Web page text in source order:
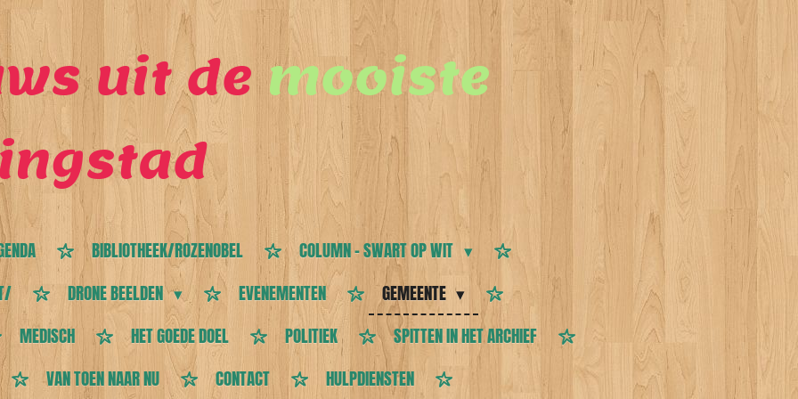
uit demooiste
BIBLIOTHEEK/ROZENOBEL
COLUMN - SWART OP WIT
DRONE BEELDEN EVENEMENTEN
GEMEENTE
MEDISCH HET GOEDE DOEL POLITIEK
SPITTEN IN HET ARCHIEF
VAN TOEN NAAR NU CONTACT
HULPDIENSTEN